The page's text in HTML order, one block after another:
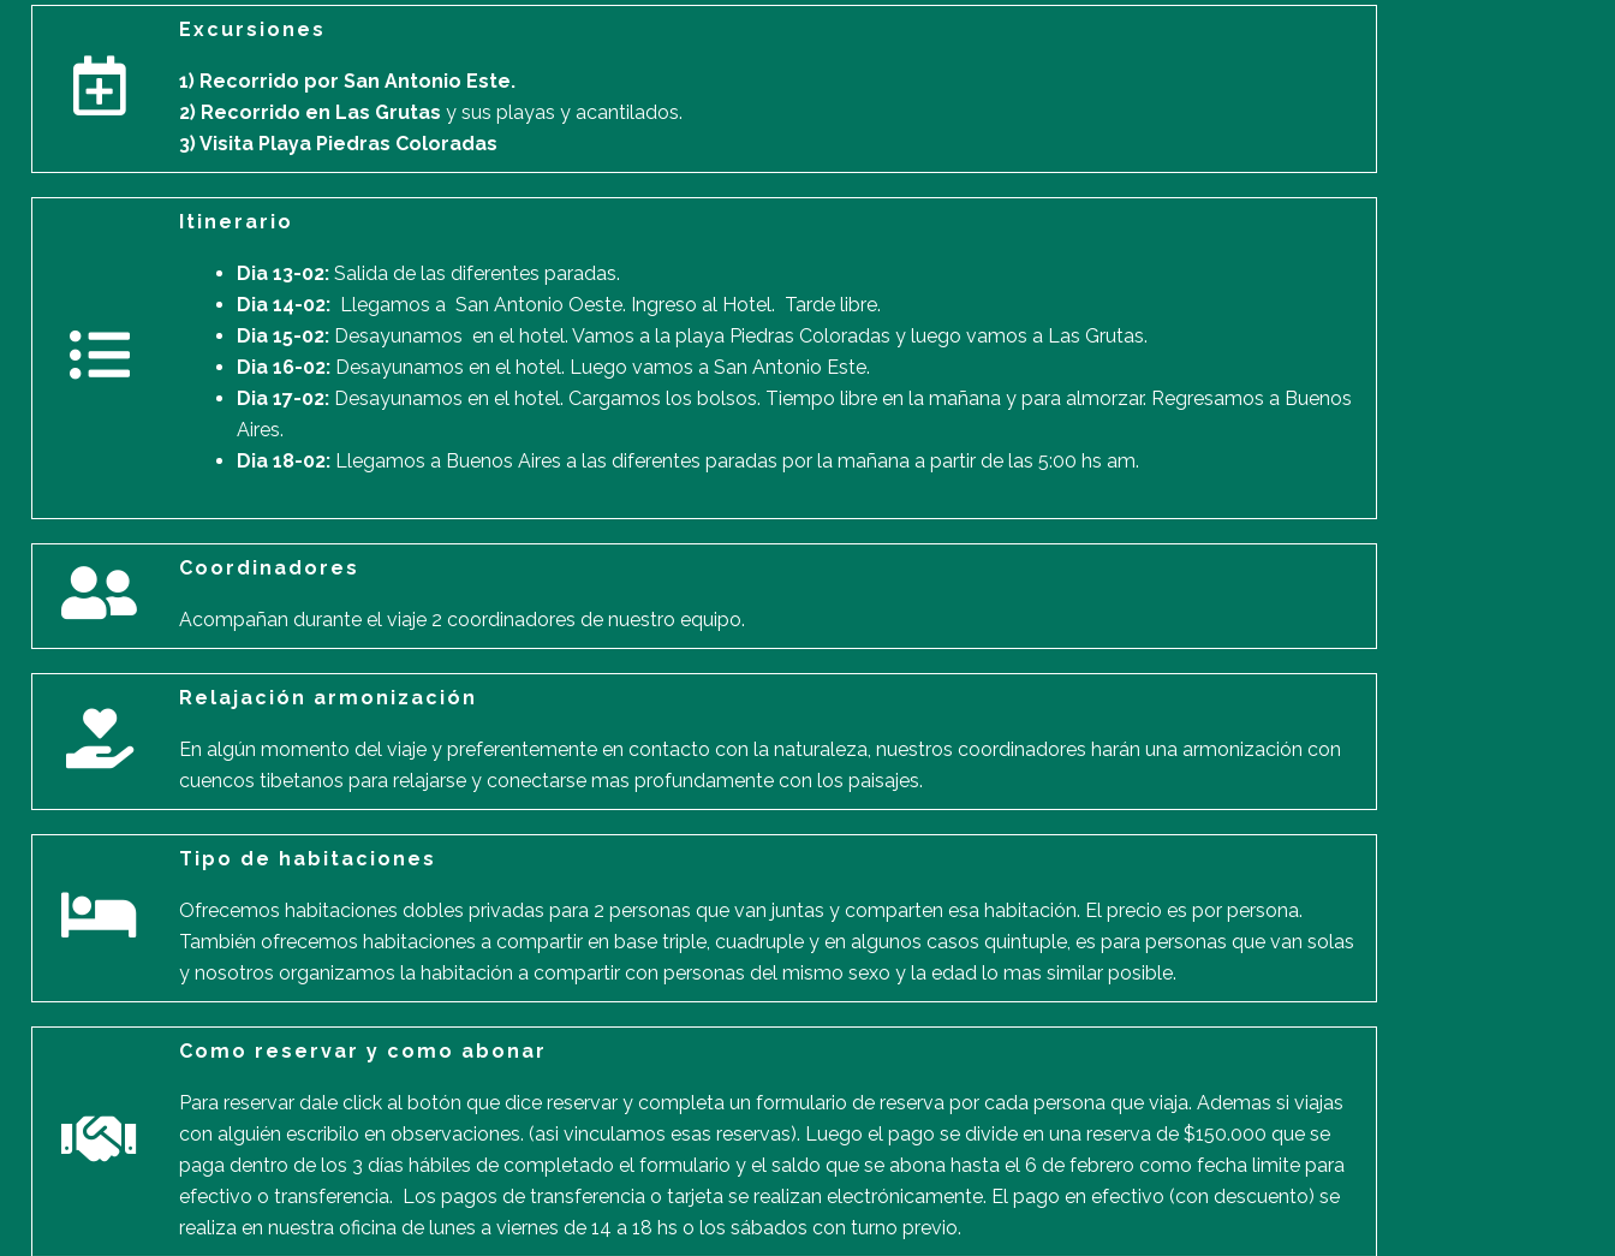
Excursiones
1) Recorrido por San Antonio Este.
2) Recorrido en Las Grutas y sus playas y acantilados.
3) Visita Playa Piedras Coloradas
Itinerario
Dia 13-02: Salida de las diferentes paradas.
Dia 14-02: Llegamos a San Antonio Oeste. Ingreso al Hotel. Tarde libre.
Dia 15-02:Desayunamos en el hotel. Vamos a la playa Piedras Coloradas y luego vamos a Las Grutas.
Dia 16-02:Desayunamos en el hotel. Luego vamos a San Antonio Este.
Dia 17-02:Desayunamos en el hotel. Cargamos los bolsos. Tiempo libre en la mañana y para almorzar. Regresamos a Buenos
Aires.
Dia 18-02:Llegamos a Buenos Aires a las diferentes paradas por la mañana a partir de las 5:00 hs am.
Coordinadores
Acompañan durante el viaje 2 coordinadores de nuestro equipo.
Relajación armonización
En algún momento del viaje y preferentemente en contacto con la naturaleza, nuestros coordinadores harán una armonización con
cuencos tibetanos para relajarse y conectarse mas profundamente con los paisajes.
Tipo de habitaciones
Ofrecemos habitaciones dobles privadas para 2 personas que van juntas y comparten esa habitación. El precio es por persona.
También ofrecemos habitaciones a compartir en base triple, cuadruple y en algunos casos quintuple, es para personas que van solas
y nosotros organizamos la habitación a compartir con personas del mismo sexo y la edad lo mas similar posible.
Como reservar y como abonar
Para reservar dale click al botón que dice reservar y completa un formulario de reserva por cada persona que viaja. Ademas si viajas
con alguién escribilo en observaciones. (asi vinculamos esas reservas). Luego el pago se divide en una reserva de $150.000 que se
paga dentro de los 3 días hábiles de completado el formulario y el saldo que se abona hasta el 6 de febrero como fecha limite para
efectivo o transferencia. Los pagos de transferencia o tarjeta se realizan electrónicamente. El pago en efectivo (con descuento) se
realiza en nuestra oficina de lunes a viernes de 14 a 18 hs o los sábados con turno previo.